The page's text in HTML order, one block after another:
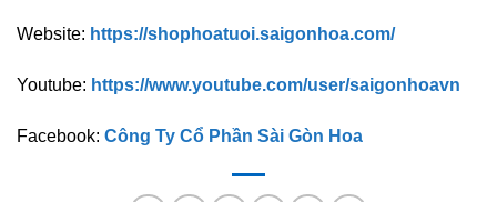
Website: https://shophoatuoi.saigonhoa.com/
Youtube: https://www.youtube.com/user/saigonhoavn
Facebook: Công Ty Cổ Phần Sài Gòn Hoa